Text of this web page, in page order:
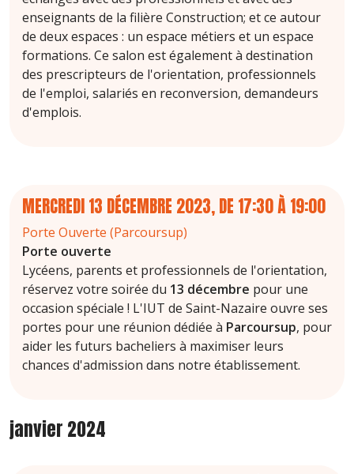
enseignants de la filière Construction; et ce autour
de deux espaces : un espace métiers et un espace
formations. Ce salon est également à destination
des prescripteurs de l'orientation, professionnels
de l'emploi, salariés en reconversion, demandeurs
d'emplois.
MERCREDI 13 DÉCEMBRE 2023, DE 17:30À19:00
Porte Ouverte (Parcoursup)
Porte ouverte
Lycéens, parents et professionnels de l'orientation,
réservez votre soirée du 13 décembre pour une
occasion spéciale ! L'IUT de Saint-Nazaire ouvre ses
portes pour une réunion dédiée à Parcoursup, pour
aider les futurs bacheliers à maximiser leurs
chances d'admission dans notre établissement.
janvier 2024